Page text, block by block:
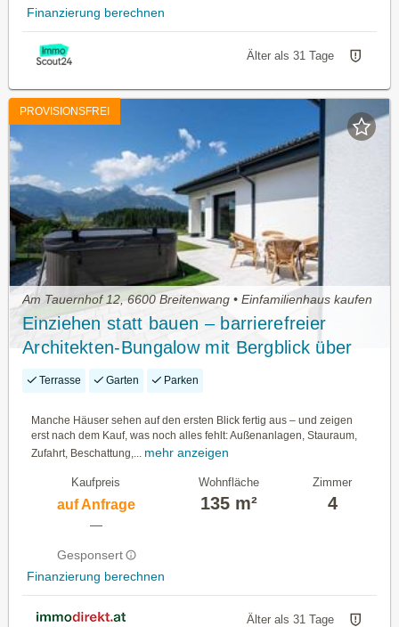
Finanzierung berechnen
Älter als 31 Tage
PROVISIONSFREI
Am Tauernhof 12, 6600 Breitenwang • Einfamilienhaus kaufen
Einziehen statt bauen – barrierefreier
Architekten-Bungalow mit Bergblick über
Breitenwang
Terrasse Garten Parken
Manche Häuser sehen auf den ersten Blick fertig aus – und zeigen
erst nach dem Kauf, was noch alles fehlt: Außenanlagen, Stauraum,
Zufahrt, Beschattung,...
mehr anzeigen
Kaufpreis
auf Anfrage
—
Gesponsert
Finanzierung berechnen
Wohnfläche
135 m²
Zimmer
4
Älter als 31 Tage